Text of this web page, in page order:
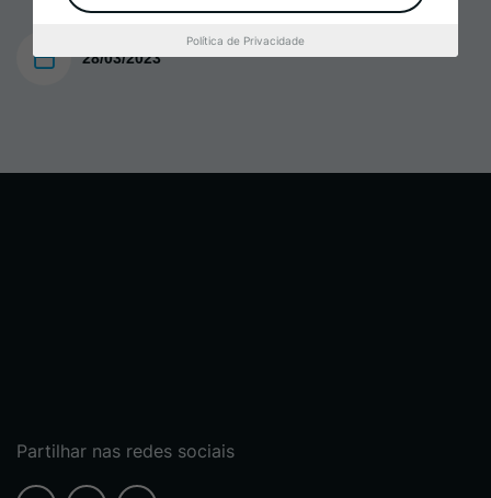
28/03/2023
Partilhar nas redes sociais
Política de Privacidade